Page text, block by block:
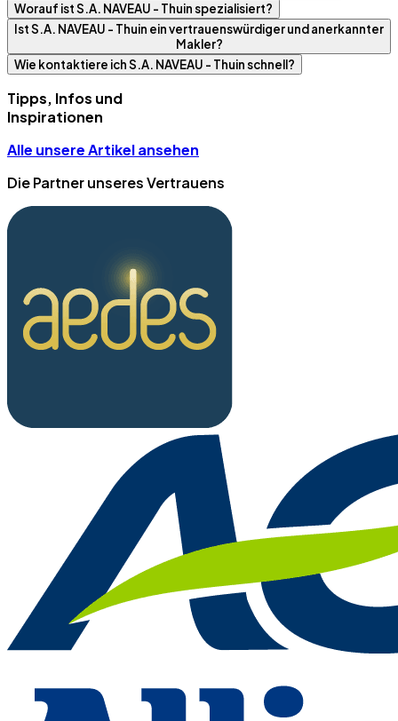
Worauf ist S.A. NAVEAU - Thuin spezialisiert?
Ist S.A. NAVEAU - Thuin ein vertrauenswürdiger und anerkannter
Makler?
Wie kontaktiere ich S.A. NAVEAU - Thuin schnell?
Tipps, Infos und
Inspirationen
Alle unsere Artikel ansehen
Die Partner unseres Vertrauens